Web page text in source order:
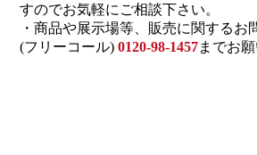
すのでお気軽にご相談下さい。
・商品や展示場等、販売に関するお
(フリーコール) 0120-98-1457までお願